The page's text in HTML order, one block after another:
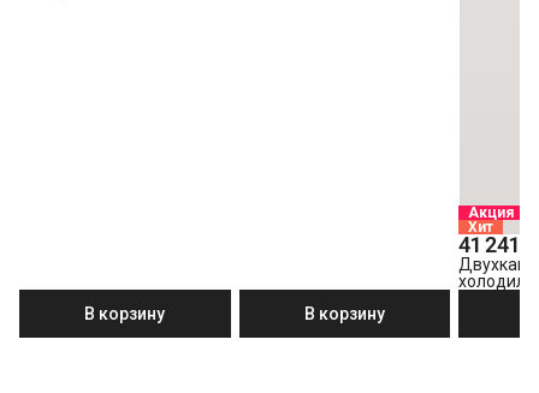
В корзину В корзину
Акция
Хит
41 241 ₽